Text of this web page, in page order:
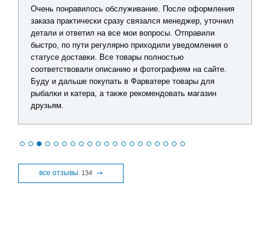
Очень понравилось обслуживание. После оформления
заказа практически сразу связался менеджер, уточнил
детали и ответил на все мои вопросы. Отправили
быстро, по пути регулярно приходили уведомления о
статусе доставки. Все товары полностью
соответствовали описанию и фотографиям на сайте.
Буду и дальше покупать в Фарватере товары для
рыбалки и катера, а также рекомендовать магазин
друзьям.
все отзывы 134